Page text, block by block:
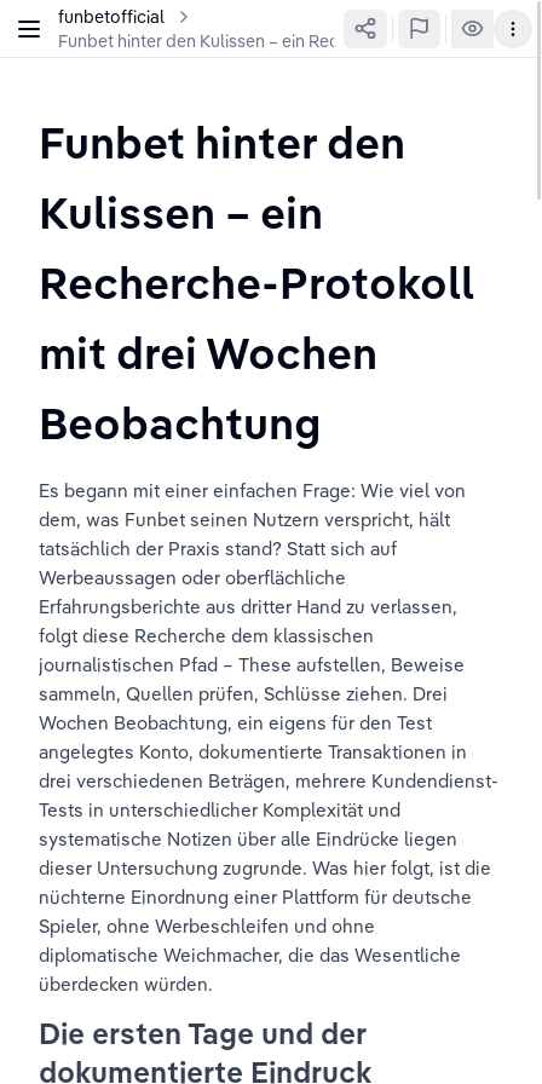
funbetofficial
Funbet hinter den Kulissen – ein Recherche-Protokoll mit
Funbet hinter den
Kulissen – ein
Recherche-Protokoll
mit drei Wochen
Beobachtung
Es begann mit einer einfachen Frage: Wie viel von
dem, was Funbet seinen Nutzern verspricht, hält
tatsächlich der Praxis stand? Statt sich auf
Werbeaussagen oder oberflächliche
Erfahrungsberichte aus dritter Hand zu verlassen,
folgt diese Recherche dem klassischen
journalistischen Pfad – These aufstellen, Beweise
sammeln, Quellen prüfen, Schlüsse ziehen. Drei
Wochen Beobachtung, ein eigens für den Test
angelegtes Konto, dokumentierte Transaktionen in
drei verschiedenen Beträgen, mehrere Kundendienst-
Tests in unterschiedlicher Komplexität und
systematische Notizen über alle Eindrücke liegen
dieser Untersuchung zugrunde. Was hier folgt, ist die
nüchterne Einordnung einer Plattform für deutsche
Spieler, ohne Werbeschleifen und ohne
diplomatische Weichmacher, die das Wesentliche
überdecken würden.
Die ersten Tage und der
dokumentierte Eindruck